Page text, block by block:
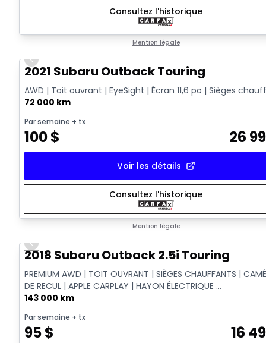
Consultez l'historique
Mention légale
Previous slide
2021 Subaru Outback Touring
AWD | Toit ouvrant | EyeSight | Écran 11,6 po | Sièges
72 000 km
Par semaine + tx
100$ 26
Voir les détails
Consultez l'historique
Mention légale
Previous slide
2018 Subaru Outback 2.5i Touring
PREMIUM AWD | TOIT OUVRANT | SIÈGES CHAUFFANTS |
DE RECUL | APPLE CARPLAY | HAYON ÉLECTRIQUE ...
143 000 km
Par semaine + tx
95$ 16